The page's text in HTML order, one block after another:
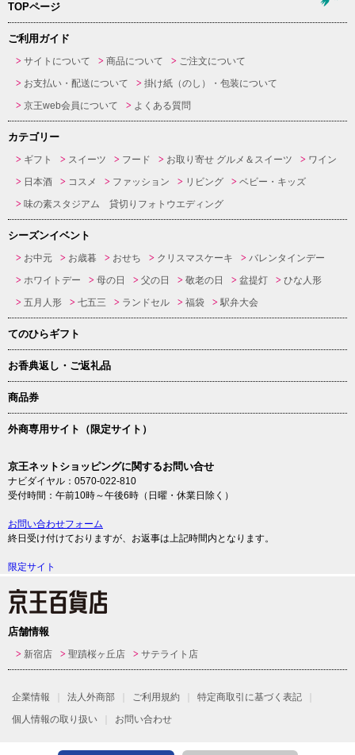
TOPページ
ご利用ガイド
サイトについて 商品について
ご注文について
お支払い・配送について
掛け紙（のし）・包装について
京王web会員について
よくある質問
カテゴリー
ギフト スイーツ フード お取り寄せ グルメ＆スイーツ
ワイン
日本酒
コスメ ファッション リビング
ベビー・キッズ
味の素スタジアム 貸切りフォトウエディング
シーズンイベント
お中元 お歳暮 おせち クリスマスケーキ
バレンタインデー
ホワイトデー
母の日 父の日 敬老の日 盆提灯
ひな人形
五月人形
七五三 ランドセル 福袋 駅弁大会
てのひらギフト
お香典返し・ご返礼品
商品券
外商専用サイト（限定サイト）
京王ネットショッピングに関するお問い合せ
ナビダイヤル：0570-022-810
受付時間：午前10時～午後6時（日曜・休業日除く）
お問い合わせフォーム
終日受け付けておりますが、お返事は上記時間内となります。
限定サイト
店舗情報
新宿店 聖蹟桜ヶ丘店 サテライト店
企業情報 法人外商部 ご利用規約
特定商取引に基づく表記
個人情報の取り扱い
お問い合わせ